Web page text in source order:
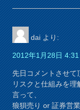
dai より:
2012年1月28日
先日コメントさせて
リスクと仕組みを理
言って、
狼狽売り or 証券営